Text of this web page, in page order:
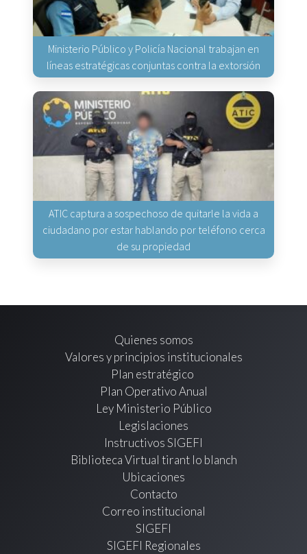
Ministerio Público y Policía Nacional trabajan en
líneas estratégicas conjuntas contra la extorsión
ATIC captura a sospechoso de quitarle la vida a
ciudadano por estar hablando por teléfono cerca
de su propiedad
Quienes somos
Valores y principios institucionales
Plan estratégico
Plan Operativo Anual
Ley Ministerio Público
Legislaciones
Instructivos SIGEFI
Biblioteca Virtual tirant lo blanch
Ubicaciones
Contacto
Correo institucional
SIGEFI
SIGEFI Regionales